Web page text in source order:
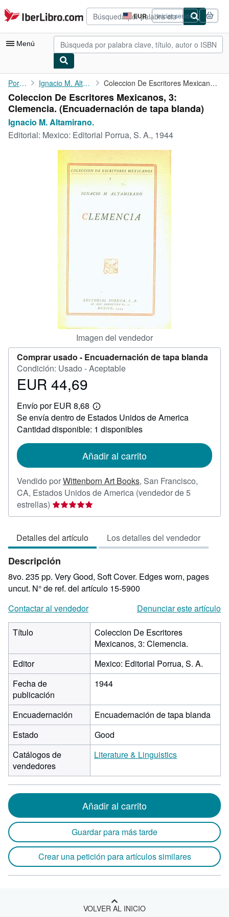
Pasar al contenido principal
IberLibro.com EUR
Preferencias
de
compra
del
Iniciar sesión
Menú
Mi cuenta
Consultar mis pedidos
Búsqueda avanzada
Colecciones
Arte y coleccionismo
Portada Ignacio M. Altamirano. Coleccion De Escritores Mexicanos, 3: Clemencia.
Coleccion De Escritores Mexicanos, 3:
Clemencia. (Encuadernación de tapa blanda)
Ignacio M. Altamirano.
Editorial: Mexico: Editorial Porrua, S. A., 1944
Imagen del vendedor
Comprar usado - Encuadernación de tapa blanda
Condición: Usado - Aceptable
Precio
44,69
EUR 44,69
Envío por EUR 8,68
Más
información
sobre
las
envío
Se envía dentro de Estados Unidos de America
Cantidad disponible: 1 disponibles
Añadir al carrito
Vendido porWittenborn Art Books, San Francisco,
CA, Estados Unidos de America (vendedor de 5
estrellas) Calificación
del
5
de
5
estrellas
Detalles del artículo Los detalles del vendedor
Descripción
8vo. 235 pp. Very Good, Soft Cover. Edges worn, pages
uncut. N° de ref. del artículo 15-5900
Contactar al vendedor
Denunciar este artículo
Título
Coleccion De Escritores
Mexicanos, 3: Clemencia.
Editor
Mexico: Editorial Porrua, S. A.
Fecha de
publicación
1944
Encuadernación
Encuadernación de tapa blanda
Estado
Good
Catálogos de
vendedores
Literature & Linguistics
Añadir al carrito
Guardar para más tarde
Crear una petición para artículos similares
VOLVER AL INICIO